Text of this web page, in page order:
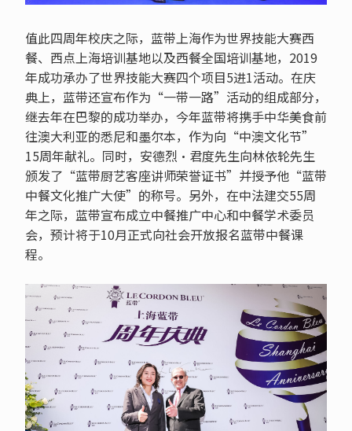
值此四周年校庆之际，蓝带上海作为世界技能大赛西
餐、西点上海培训基地以及西餐全国培训基地，2019
年成功承办了世界技能大赛四个项目5进1活动。在庆
典上，蓝带还宣布作为“一带一路”活动的组成部分，
继去年在巴黎的成功举办，今年蓝带将携手中华美食前
往澳大利亚的悉尼和墨尔本，作为向“中澳文化节”
15周年献礼。同时，安德烈·君度先生向林依轮先生
颁发了“蓝带厨艺客座讲师荣誉证书”并授予他“蓝带
中餐文化推广大使”的称号。另外，在中法建交55周
年之际，蓝带宣布成立中餐推广中心和中餐学术委员
会，预计将于10月正式向社会开放报名蓝带中餐课
程。